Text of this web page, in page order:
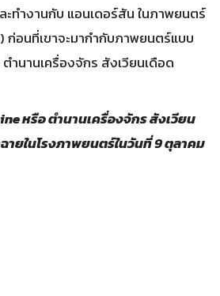
ะทำงานกับ แอนเดอร์สัน ในภาพยนตร์
ก่อนที่เขาจะมากำกับภาพยนตร์แบบ
ำนานเครื่องจักร สังเวียนเดือด
หรือ ตำนานเครื่องจักร สังเวียน
ายในโรงภาพยนตร์ในวันที่ ​9 ตุลาคม